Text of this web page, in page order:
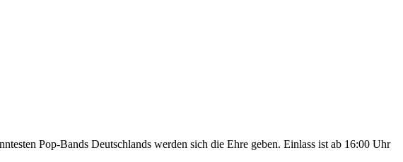
Pop-Bands Deutschlands werden sich die Ehre geben. Einlass ist ab 16:00 Uhr